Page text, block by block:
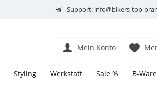
Support: info@bikers-top-
Mein Konto
Styling Werkstatt Sale % B-Ware